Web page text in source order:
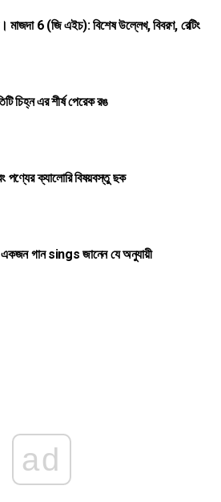
মাজদা 6 (জি এইচ): বিশেষ উল্লেখ, বিবরণ, রেটিং
চিহ্ন এর শীর্ষ পেরেক রঙ
পণ্যের ক্যালোরি বিষয়বস্তু ছক
একজন গান sings জানেন যে অনুযায়ী
ad